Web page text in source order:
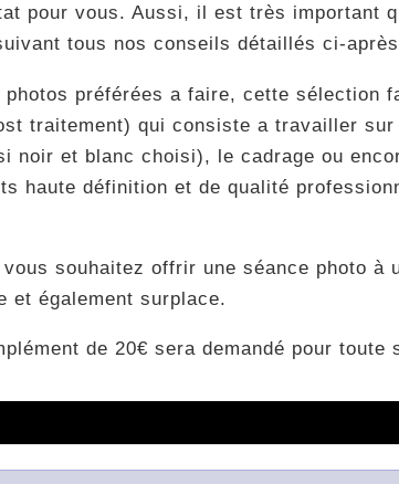
pour vous. Aussi, il est très important
tous nos conseils détaillés ci-
préférées a faire, cette sélection
traitement) qui consiste a travailler sur
noir et blanc choisi), le cadrage ou
haute définition et de qualité
souhaitez offrir une séance photo à
et également surplace.
de 20€ sera demandé pour toute